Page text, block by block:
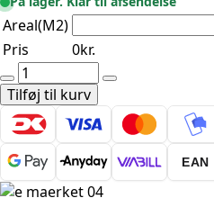
Areal(M2)
Pris
0kr.
Sildeben
Laminat
-
Eg
Estate
(0,714
m²)
Tilføj til kurv
EAN